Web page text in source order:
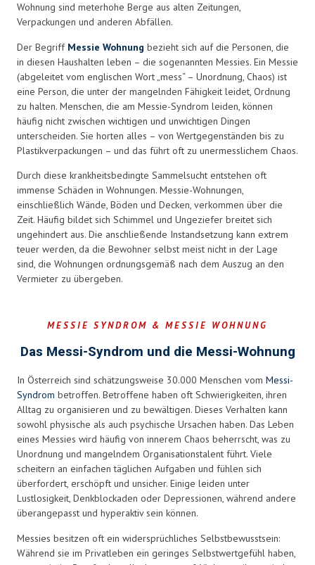
Wohnung sind meterhohe Berge aus alten Zeitungen,
Verpackungen und anderen Abfällen.
Der Begriff Messie Wohnung bezieht sich auf die Personen, die
in diesen Haushalten leben – die sogenannten Messies. Ein Messie
(abgeleitet vom englischen Wort „mess“ – Unordnung, Chaos) ist
eine Person, die unter der mangelnden Fähigkeit leidet, Ordnung
zu halten. Menschen, die am Messie-Syndrom leiden, können
häufig nicht zwischen wichtigen und unwichtigen Dingen
unterscheiden. Sie horten alles – von Wertgegenständen bis zu
Plastikverpackungen – und das führt oft zu unermesslichem Chaos.
Durch diese krankheitsbedingte Sammelsucht entstehen oft
immense Schäden in Wohnungen. Messie-Wohnungen,
einschließlich Wände, Böden und Decken, verkommen über die
Zeit. Häufig bildet sich Schimmel und Ungeziefer breitet sich
ungehindert aus. Die anschließende Instandsetzung kann extrem
teuer werden, da die Bewohner selbst meist nicht in der Lage
sind, die Wohnungen ordnungsgemäß nach dem Auszug an den
Vermieter zu übergeben.
MESSIE SYNDROM & MESSIE WOHNUNG
Das Messi-Syndrom und die Messi-Wohnung
In Österreich sind schätzungsweise 30.000 Menschen vom Messi-
Syndrom betroffen. Betroffene haben oft Schwierigkeiten, ihren
Alltag zu organisieren und zu bewältigen. Dieses Verhalten kann
sowohl physische als auch psychische Ursachen haben. Das Leben
eines Messies wird häufig von innerem Chaos beherrscht, was zu
Unordnung und mangelndem Organisationstalent führt. Viele
scheitern an einfachen täglichen Aufgaben und fühlen sich
überfordert, erschöpft und unsicher. Einige leiden unter
Lustlosigkeit, Denkblockaden oder Depressionen, während andere
überangepasst und hyperaktiv sein können.
Messies besitzen oft ein widersprüchliches Selbstbewusstsein:
Während sie im Privatleben ein geringes Selbstwertgefühl haben,